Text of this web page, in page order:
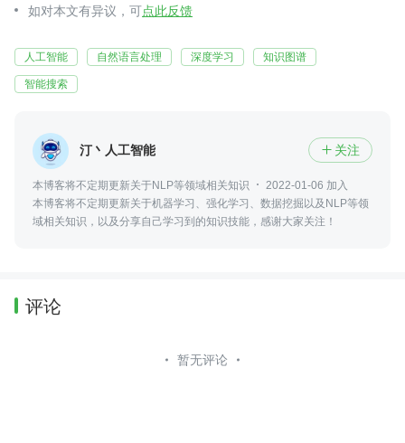
如对本文有异议，可点此反馈
人工智能 自然语言处理 深度学习 知识图谱
智能搜索
汀丶人工智能  关注
本博客将不定期更新关于NLP等领域相关知识
2022-01-06 加入
本博客将不定期更新关于机器学习、强化学习、数据挖掘以及NLP等领
域相关知识，以及分享自己学习到的知识技能，感谢大家关注！
评论
暂无评论